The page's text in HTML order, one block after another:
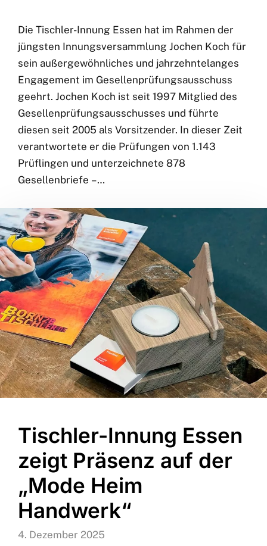
Die Tischler-Innung Essen hat im Rahmen der
jüngsten Innungsversammlung Jochen Koch für
sein außergewöhnliches und jahrzehntelanges
Engagement im Gesellenprüfungsausschuss
geehrt. Jochen Koch ist seit 1997 Mitglied des
Gesellenprüfungsausschusses und führte
diesen seit 2005 als Vorsitzender. In dieser Zeit
verantwortete er die Prüfungen von 1.143
Prüflingen und unterzeichnete 878
Gesellenbriefe – …
Kategorien
Tischler-Innung Essen
Tischler-Innung Essen
zeigt Präsenz auf der
„Mode Heim
Handwerk“
4. Dezember 2025